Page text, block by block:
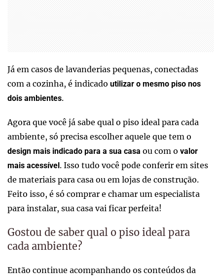
Já em casos de lavanderias pequenas, conectadas
com a cozinha, é indicado utilizar o mesmo piso nos
dois ambientes.
Agora que você já sabe qual o piso ideal para cada
ambiente, só precisa escolher aquele que tem o
design mais indicado para a sua casa ou com o valor
mais acessível. Isso tudo você pode conferir em sites
de materiais para casa ou em lojas de construção.
Feito isso, é só comprar e chamar um especialista
para instalar, sua casa vai ficar perfeita!
Gostou de saber qual o piso ideal para
cada ambiente?
Então continue acompanhando os conteúdos da